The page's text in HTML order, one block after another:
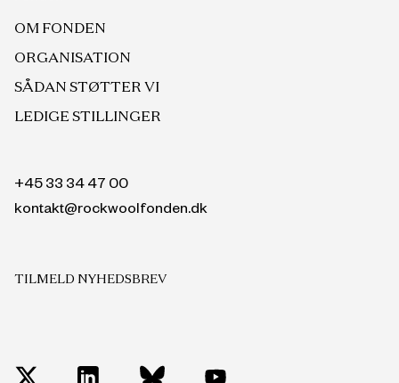
OM FONDEN
ORGANISATION
SÅDAN STØTTER VI
LEDIGE STILLINGER
+45 33 34 47 00
kontakt@rockwoolfonden.dk
TILMELD NYHEDSBREV